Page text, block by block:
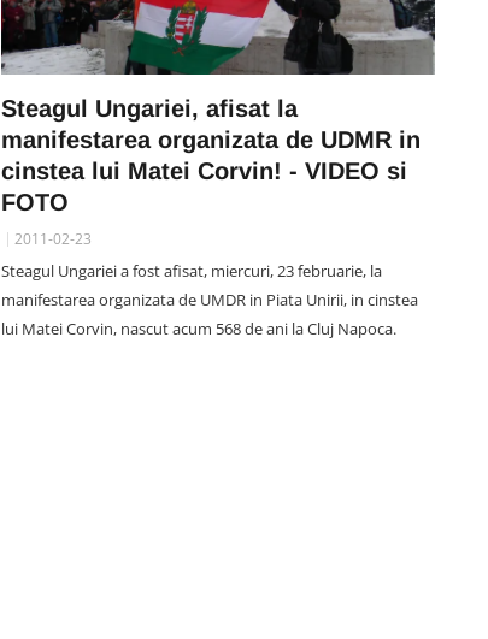
Steagul Ungariei, afisat la
manifestarea organizata de UDMR in
cinstea lui Matei Corvin! - VIDEO si
FOTO
2011-02-23
Steagul Ungariei a fost afisat, miercuri, 23 februarie, la
manifestarea organizata de UMDR in Piata Unirii, in cinstea
lui Matei Corvin, nascut acum 568 de ani la Cluj Napoca.